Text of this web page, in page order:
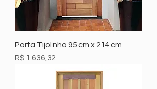
Porta Tijolinho 95 cm x 214 cm
Preço
R$ 1.636,32